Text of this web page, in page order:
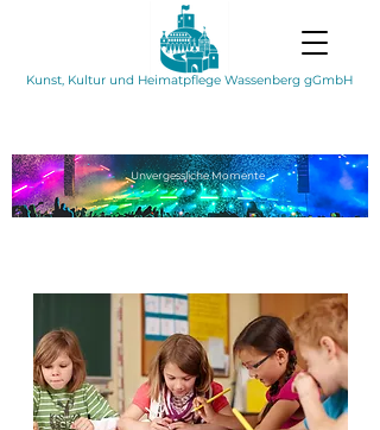
Kunst, Kultur und Heimatpflege Wassenberg gGmbH
UnvergesslicheMomente